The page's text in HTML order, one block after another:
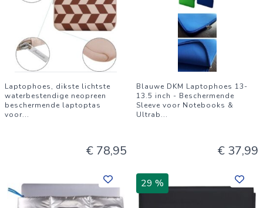
Laptophoes, dikste lichtste
waterbestendige neopreen
beschermende laptoptas
voor...
€ 78,95
Blauwe DKM Laptophoes 13-
13.5 inch - Beschermende
Sleeve voor Notebooks &
Ultrab...
€ 37,99
29 %